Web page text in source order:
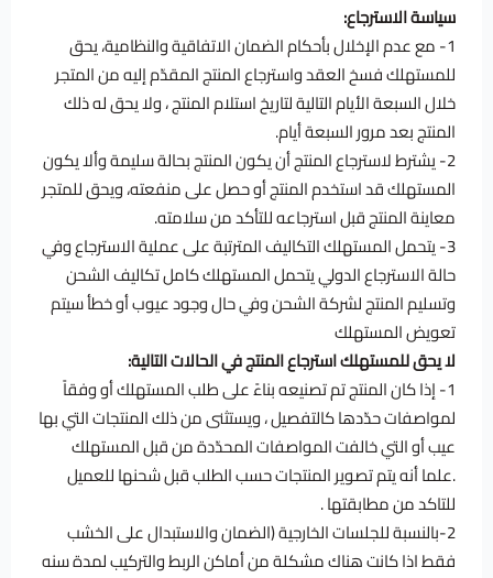
سياسة الاسترجاع:
1- مع عدم الإخلال بأحكام الضمان الاتفاقية والنظامية، يحق
للمستهلك فسخ العقد واسترجاع المنتج المقدّم إليه من المتجر
خلال السبعة الأيام التالية لتاريخ استلام المنتج ، ولا يحق له ذلك
المنتج بعد مرور السبعة أيام.
2- يشترط لاسترجاع المنتج أن يكون المنتج بحالة سليمة وألا يكون
المستهلك قد استخدم المنتج أو حصل على منفعته، ويحق للمتجر
معاينة المنتج قبل استرجاعه للتأكد من سلامته.
3- يتحمل المستهلك التكاليف المترتبة على عملية الاسترجاع وفي
حالة الاسترجاع الدولي يتحمل المستهلك كامل تكاليف الشحن
وتسليم المنتج لشركة الشحن وفي حال وجود عيوب أو خطأ سيتم
تعويض المستهلك
لا يحق للمستهلك استرجاع المنتج في الحالات التالية:
1- إذا كان المنتج تم تصنيعه بناءً على طلب المستهلك أو وفقاً
لمواصفات حدّدها كالتفصيل ، ويستثنى من ذلك المنتجات التي بها
عيب أو التي خالفت المواصفات المحدّدة من قبل المستهلك
.علما أنه يتم تصوير المنتجات حسب الطلب قبل شحنها للعميل
للتاكد من مطابقتها .
2-بالنسبة للجلسات الخارجية (الضمان والاستبدال على الخشب
فقط اذا كانت هناك مشكلة من أماكن الربط والتركيب لمدة سنه